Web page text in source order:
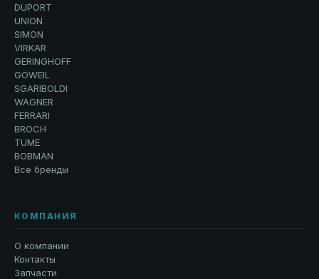
DUPORT
UNION
SIMON
VIRKAR
GERINGHOFF
GÖWEIL
SGARIBOLDI
WAGNER
FERRARI
BROCH
TUME
BOBMAN
Все бренды
КОМПАНИЯ
О компании
Контакты
Запчасти